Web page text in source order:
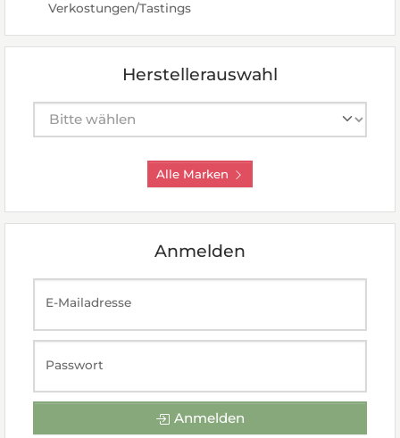
Verkostungen/Tastings
Herstellerauswahl
Alle Marken
Anmelden
E-Mailadresse
Passwort
Anmelden